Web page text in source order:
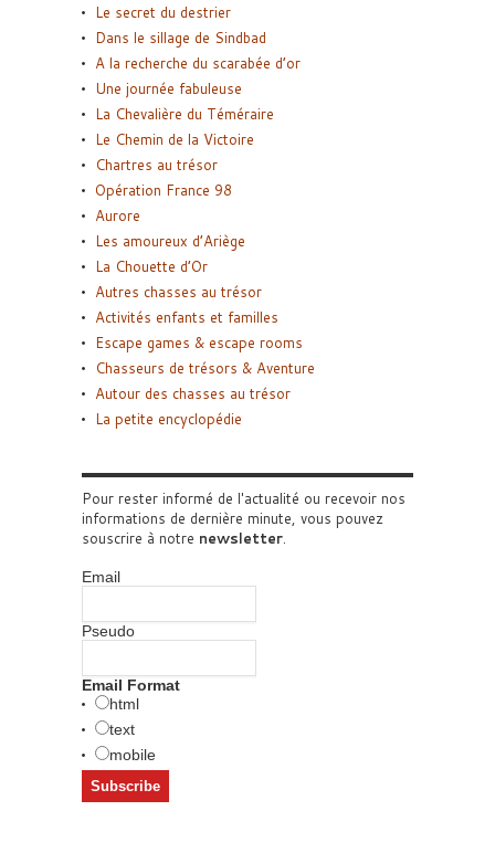
Le secret du destrier
Dans le sillage de Sindbad
A la recherche du scarabée d’or
Une journée fabuleuse
La Chevalière du Téméraire
Le Chemin de la Victoire
Chartres au trésor
Opération France 98
Aurore
Les amoureux d’Ariège
La Chouette d’Or
Autres chasses au trésor
Activités enfants et familles
Escape games & escape rooms
Chasseurs de trésors & Aventure
Autour des chasses au trésor
La petite encyclopédie
Pour rester informé de l'actualité ou recevoir nos
informations de dernière minute, vous pouvez
souscrire à notre newsletter
Email
Pseudo
Email Format
html
text
mobile